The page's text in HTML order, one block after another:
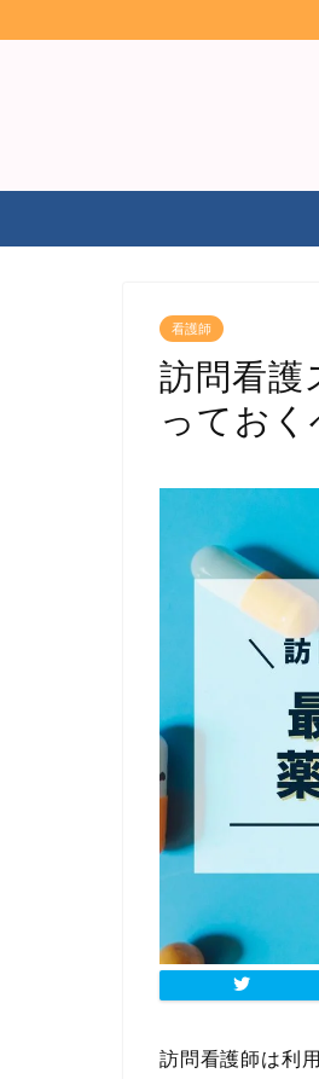
看護師
訪問看護
っておく
訪問看護師は利